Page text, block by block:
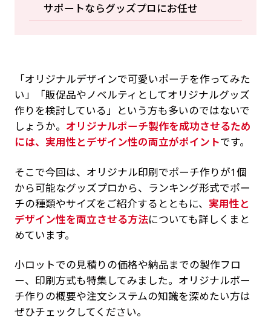
サポートならグッズプロにお任せ
「オリジナルデザインで可愛いポーチを作ってみた
い」「販促品やノベルティとしてオリジナルグッズ
作りを検討している」という方も多いのではないで
しょうか。 オリジナルポーチ製作を成功させるため
には、実用性とデザイン性の両立がポイントです。
そこで今回は、オリジナル印刷でポーチ作りが1個
から可能なグッズプロから、ランキング形式でポー
チの種類やサイズをご紹介するとともに、 実用性と
デザイン性を両立させる方法についても詳しくまと
めています。
小ロットでの見積りの価格や納品までの製作フロ
ー、印刷方式も特集してみました。オリジナルポー
チ作りの概要や注文システムの知識を深めたい方は
ぜひチェックしてください。